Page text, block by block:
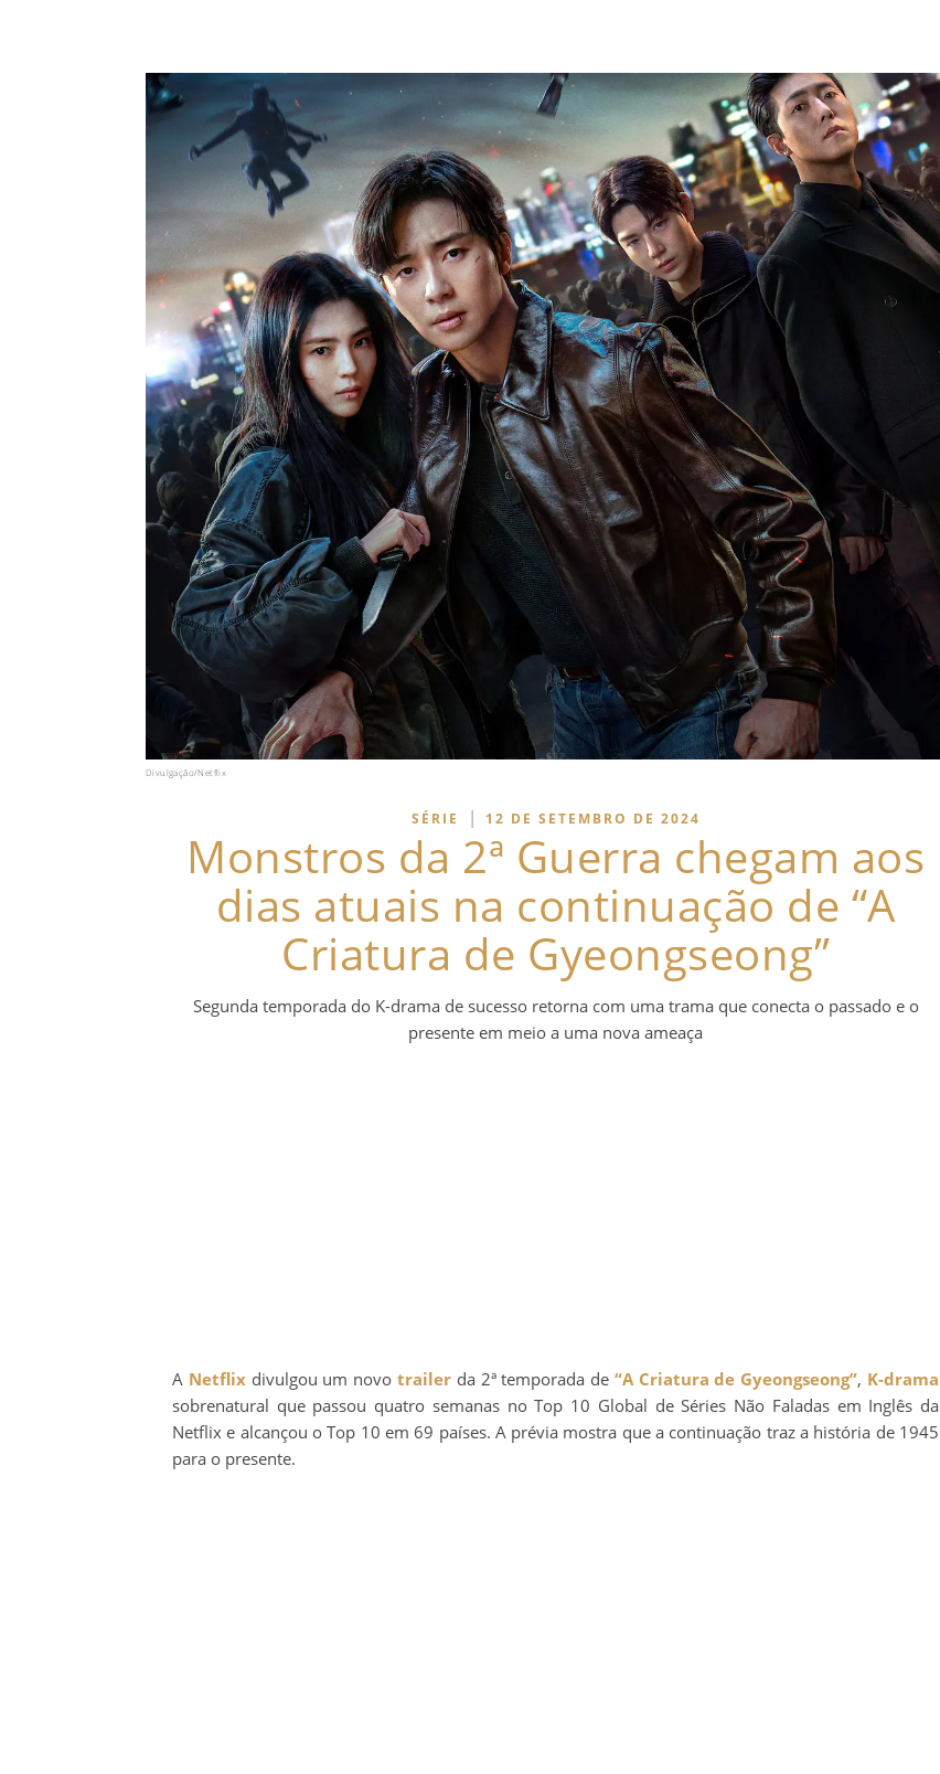
Divulgação/Netflix
SÉRIE | 12 DE SETEMBRO DE 2024
Monstros da 2ª Guerra chegam aos
dias atuais na continuação de “A
Criatura de Gyeongseong”
Segunda temporada do K-drama de sucesso retorna com uma trama que conecta o passado e o
presente em meio a uma nova ameaça
A Netflixdivulgou um novo trailerda 2ª temporada de “A Criatura de Gyeongseong”, K-drama
sobrenatural que passou quatro semanas no Top 10 Global de Séries Não Faladas em Inglês da
Netflix e alcançou o Top 10 em 69 países. A prévia mostra que a continuação traz a história de 1945
para o presente.